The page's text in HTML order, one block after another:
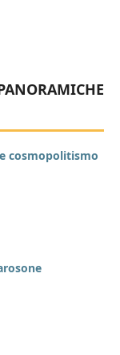
e cosmopolitismo